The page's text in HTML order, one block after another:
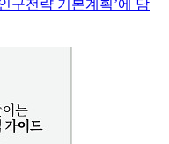
구전략 기본계획’에 담